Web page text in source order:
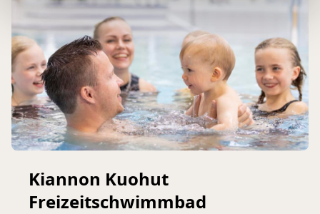
Kiannon Kuohut
Freizeitschwimmbad